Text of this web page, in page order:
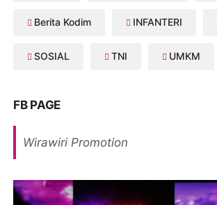
Berita Kodim INFANTERI
SOSIAL TNI UMKM
FB PAGE
Wirawiri Promotion